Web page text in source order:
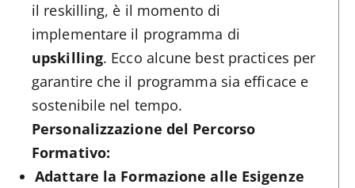
il reskilling, è il momento di
implementare il programma di
upskilling. Ecco alcune best practices per
garantire che il programma sia efficace e
sostenibile nel tempo.
Personalizzazione del Percorso
Formativo:
Adattare la Formazione alle Esigenze